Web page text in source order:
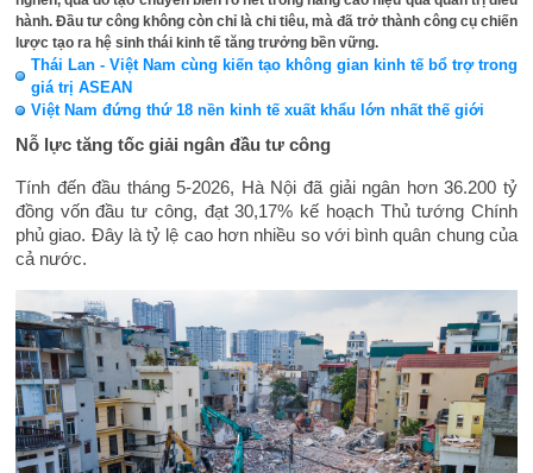
hành. Đầu tư công không còn chỉ là chi tiêu, mà đã trở thành công cụ chiến
lược tạo ra hệ sinh thái kinh tế tăng trưởng bền vững.
Thái Lan - Việt Nam cùng kiến tạo không gian kinh tế bổ trợ trong
giá trị ASEAN
Việt Nam đứng thứ 18 nền kinh tế xuất khẩu lớn nhất thế giới
Nỗ lực tăng tốc giải ngân đầu tư công
Tính đến đầu tháng 5-2026, Hà Nội đã giải ngân hơn 36.200 tỷ
đồng vốn đầu tư công, đạt 30,17% kế hoạch Thủ tướng Chính
phủ giao. Đây là tỷ lệ cao hơn nhiều so với bình quân chung của
cả nước.